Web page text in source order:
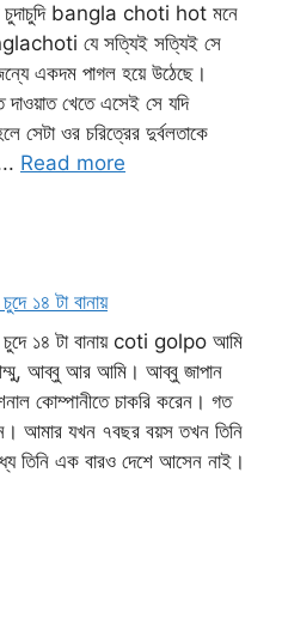
চুদাচুদি bangla choti hot মনে
যে সত্যিই সত্যিই সে
একদম পাগল হয়ে উঠেছে।
খেতে এসেই সে যদি
সেটা ওর চরিত্রের দুর্বলতাকে
Read more
১৪ টা বানায়
চুদে ১৪ টা বানায় coti golpo আমি
আব্বু আর আমি। আব্বু জাপান
কোম্পানীতে চাকরি করেন। গত
আমার যখন ৭বছর বয়স তখন তিনি
তিনি এক বারও দেশে আসেন নাই।